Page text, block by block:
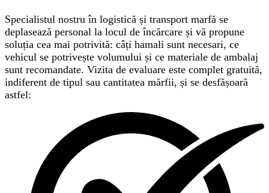
Specialistul nostru în logistică și transport marfă se
deplasează personal la locul de încărcare și vă propune
soluția cea mai potrivită: câți hamali sunt necesari, ce
vehicul se potrivește volumului și ce materiale de ambalaj
sunt recomandate. Vizita de evaluare este complet gratuită,
indiferent de tipul sau cantitatea mărfii, și se desfășoară
astfel: